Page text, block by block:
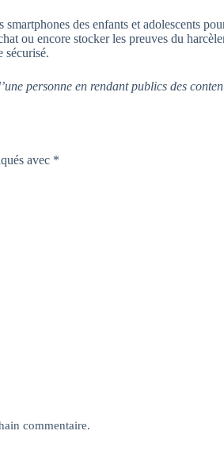
des enfants et adolescents
ou encore stocker les preuves du
sécurisé.
personne en rendant publics des
avec *
commentaire.